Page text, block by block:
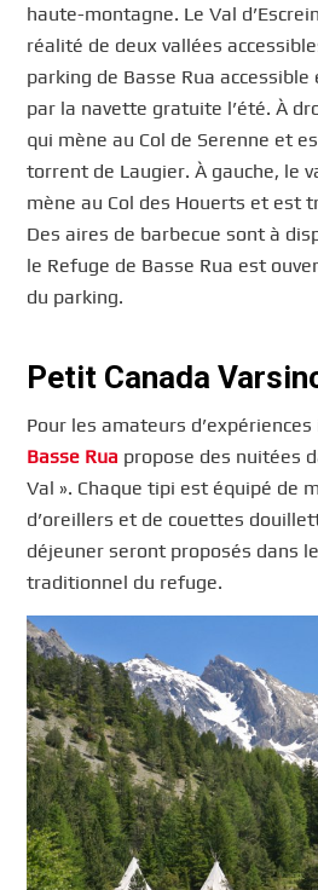
haute-montagne. Le Val
réalité de deux vallées
parking de Basse Rua
par la navette gratuite l’été. À
qui mène au Col de Serenne et
torrent de Laugier. À gauche, le
mène au Col des Houerts et est
Des aires de barbecue sont à
le Refuge de Basse Rua est
du parking.
Petit Canada
Pour les amateurs
Basse Rua propose des nuitées
Val ». Chaque tipi est équipé de
d’oreillers et de couettes
déjeuner seront proposés dans
traditionnel du refuge.